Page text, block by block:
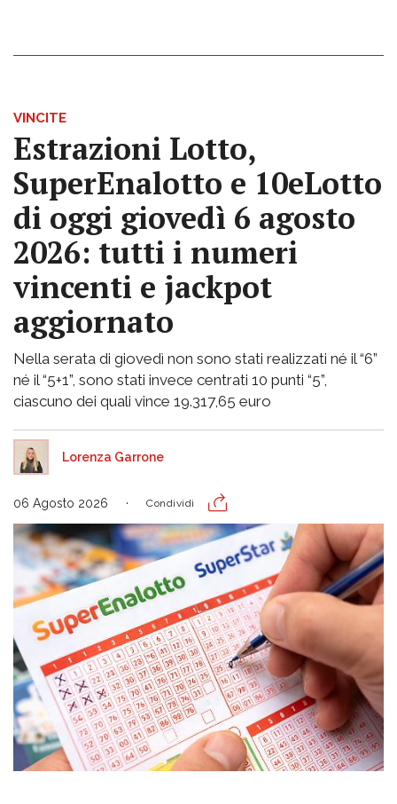
VINCITE
Estrazioni Lotto,
SuperEnalotto e 10eLotto
di oggi giovedì 6 agosto
2026: tutti i numeri
vincenti e jackpot
aggiornato
Nella serata di giovedì non sono stati realizzati né il “6”
né il “5+1”, sono stati invece centrati 10 punti “5”,
ciascuno dei quali vince 19.317,65 euro
Lorenza Garrone
06 Agosto 2026 Condividi